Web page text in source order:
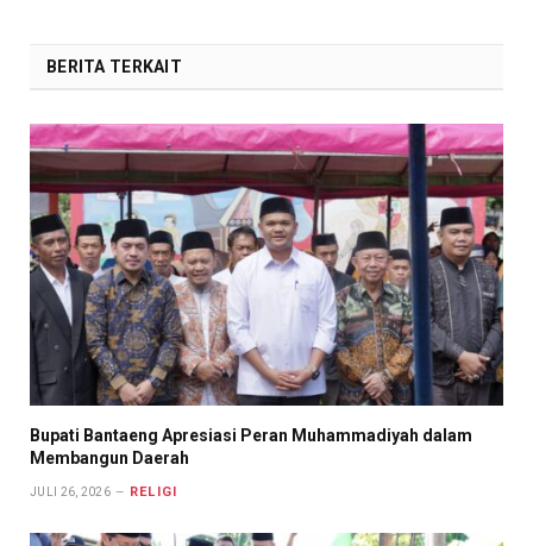
BERITA TERKAIT
Bupati Bantaeng Apresiasi Peran Muhammadiyah dalam
Membangun Daerah
JULI 26, 2026 RELIGI